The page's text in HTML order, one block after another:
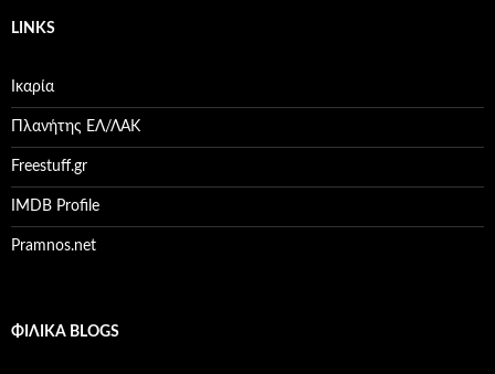
LINKS
Ικαρία
Πλανήτης ΕΛ/ΛΑΚ
Freestuff.gr
IMDB Profile
Pramnos.net
ΦΙΛΙΚΆ BLOGS